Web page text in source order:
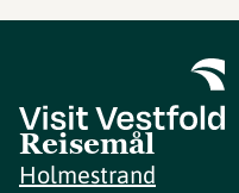
Reisemål
Holmestrand